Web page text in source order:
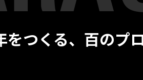
つくる、百のプ